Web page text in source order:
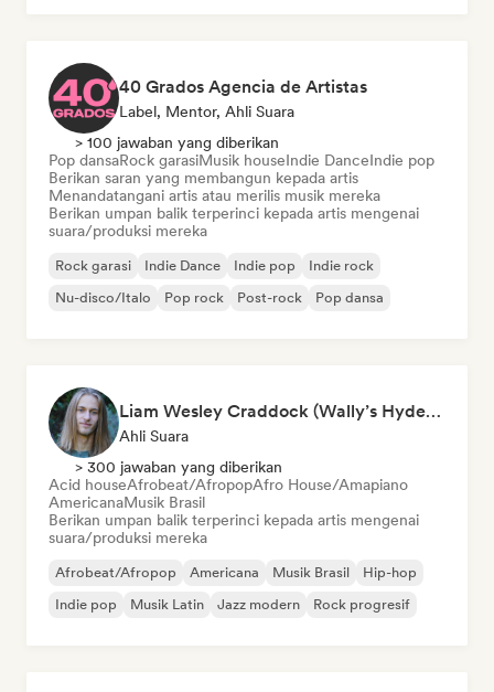
40 Grados Agencia de Artistas
Label, Mentor, Ahli Suara
> 100 jawaban yang diberikan
Pop dansaRock garasiMusik houseIndie DanceIndie pop
Berikan saran yang membangun kepada artis
Menandatangani artis atau merilis musik mereka
Berikan umpan balik terperinci kepada artis mengenai
suara/produksi mereka
Rock garasi Indie Dance Indie pop
Indie rock
Nu-disco/Italo
Pop rock Post-rock Pop dansa
Liam Wesley Craddock (Wally’s HydeOut @ Hyde Street Studios)
Ahli Suara
> 300 jawaban yang diberikan
Acid houseAfrobeat/AfropopAfro House/Amapiano
AmericanaMusik Brasil
Berikan umpan balik terperinci kepada artis mengenai
suara/produksi mereka
Afrobeat/Afropop Americana Musik Brasil
Hip-hop
Indie pop
Musik Latin Jazz modern Rock progresif